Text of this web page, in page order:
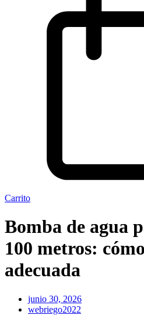
Carrito
Bomba de agua
100 metros:
adecuada
junio 30, 2026
webriego2022